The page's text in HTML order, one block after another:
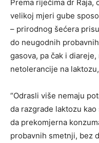
Prema riječima dr
velikoj mjeri gube
– prirodnog šećera
do neugodnih
gasova, pa čak i
netolerancije na
“Odrasli više nemaju
da razgrade laktozu
da prekomjerna
probavnih smetnji, bez